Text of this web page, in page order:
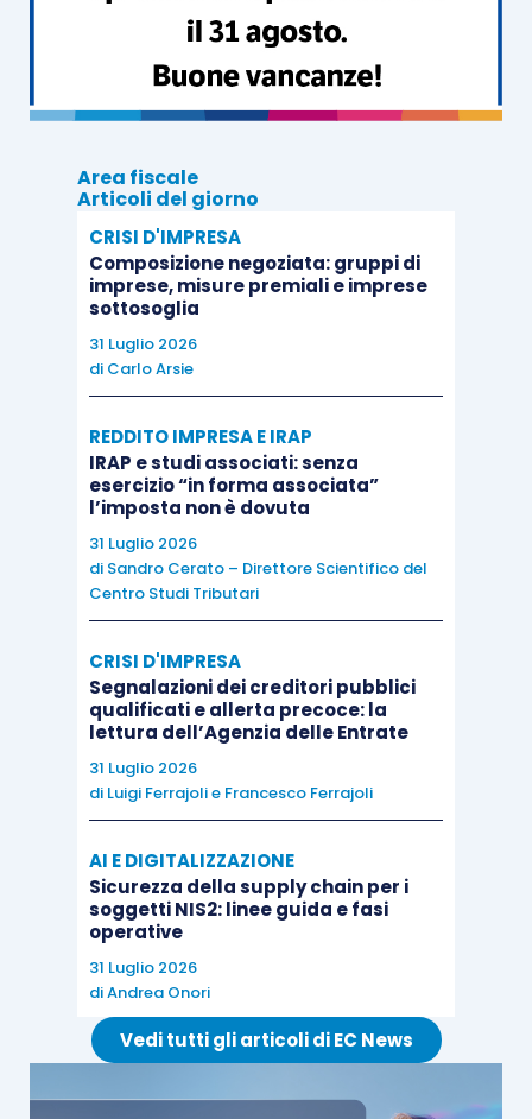
sospensione, fino alla scadenza della
prima rata, gli obblighi di pagamento
amministrativi e di ipoteche;
impossibilità di avviare nuove procedure
esecutive e improcedibilità di quelle già in
essere;
condizione di regolarità del contribuente
ai fini di cui agli
P.R. 602/1973
Per quanto concerne, infine, l’ambito applicativo
della rottamazioneter, vengonoriproposte le
medesime esclusionipreviste dall’
comma 10, D.L. 193/2016
concerne le sanzioni amministrative per
violazioni al codice della strada, la definizione
potrà avere ad oggetto unicamente gli interessi e
le maggiorazioni di cui all’articolo 27, comma 6,
L. 689/1981.
Da ultimo, possono essere ammessi alla
definizione agevolata, anche i debiti che sono
stati oggetto dipiani del consumatore
di composizione dellacrisi da
sovraindebitamento
Per approfondire questioni attinenti all’articolo vi
raccomandiamo il seguente corso:
Area fiscale
Articoli del giorno
CRISI D'IMPRESA
Composizione negoziata: gruppi di
imprese, misure premiali e imprese
sottosoglia
31 Luglio 2026
di Carlo Arsie
REDDITO IMPRESA E IRAP
IRAP e studi associati: senza
esercizio “in forma associata”
l’imposta non è dovuta
31 Luglio 2026
di Sandro Cerato – Direttore Scientifico del
Centro Studi Tributari
CRISI D'IMPRESA
Segnalazioni dei creditori pubblici
qualificati e allerta precoce: la
lettura dell’Agenzia delle Entrate
31 Luglio 2026
di Luigi Ferrajolie Francesco Ferrajoli
AI E DIGITALIZZAZIONE
Sicurezza della supply chain per i
soggetti NIS2: linee guida e fasi
operative
31 Luglio 2026
diAndrea Onori
Vedi tutti gli articoli di EC News